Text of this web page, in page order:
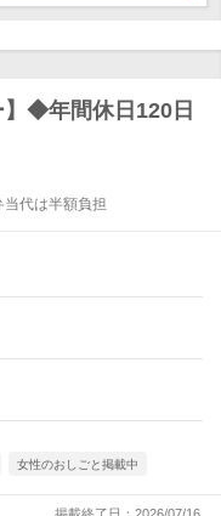
◆年間休日120日
代は半額負担
女性のおしごと掲載中
掲載終了日：2026/07/16